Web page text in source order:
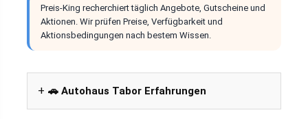
Preis-King recherchiert täglich Angebote, Gutscheine und
Aktionen. Wir prüfen Preise, Verfügbarkeit und
Aktionsbedingungen nach bestem Wissen.
🚗 Autohaus Tabor Erfahrungen